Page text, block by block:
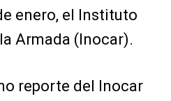
enero, el Instituto
Armada (Inocar).
reporte del Inocar